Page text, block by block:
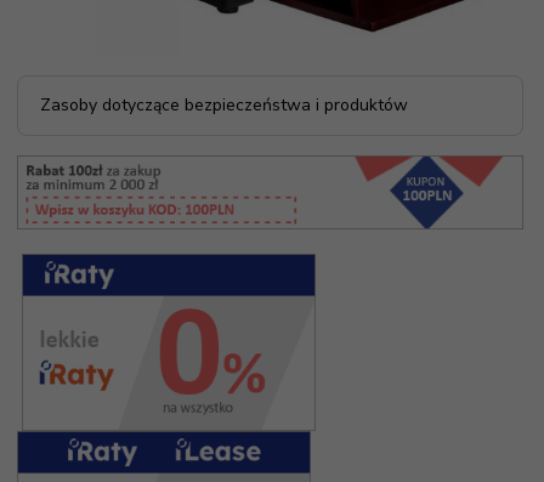
Zasoby dotyczące bezpieczeństwa i produktów